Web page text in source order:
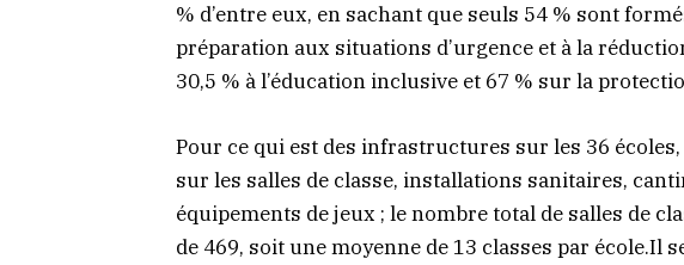
% d’entre eux, en sachant que seuls 54 % sont
préparation aux situations d’urgence et à la
30,5 % à l’éducation inclusive et 67 % sur la
Pour ce qui est des infrastructures sur les 36
sur les salles de classe, installations sanitaires,
équipements de jeux ; le nombre total de salles de
de 469, soit une moyenne de 13 classes par école.Il